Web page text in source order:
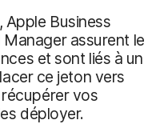
Apple Business
assurent le
et sont liés à un
ce jeton vers
vos
déployer.